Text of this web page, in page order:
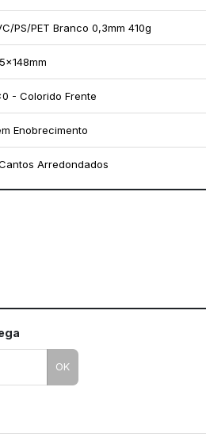
PS/PET Branco 0,3mm 410g
- Colorido Frente
Enobrecimento
Arredondados
os nossos gabaritos
OK